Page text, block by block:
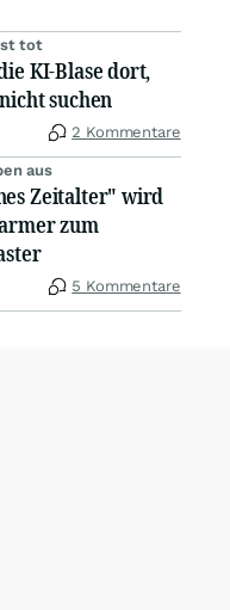
tot
KI-Blase dort,
suchen
2 Kommentare
aus
Zeitalter" wird
zum
5 Kommentare